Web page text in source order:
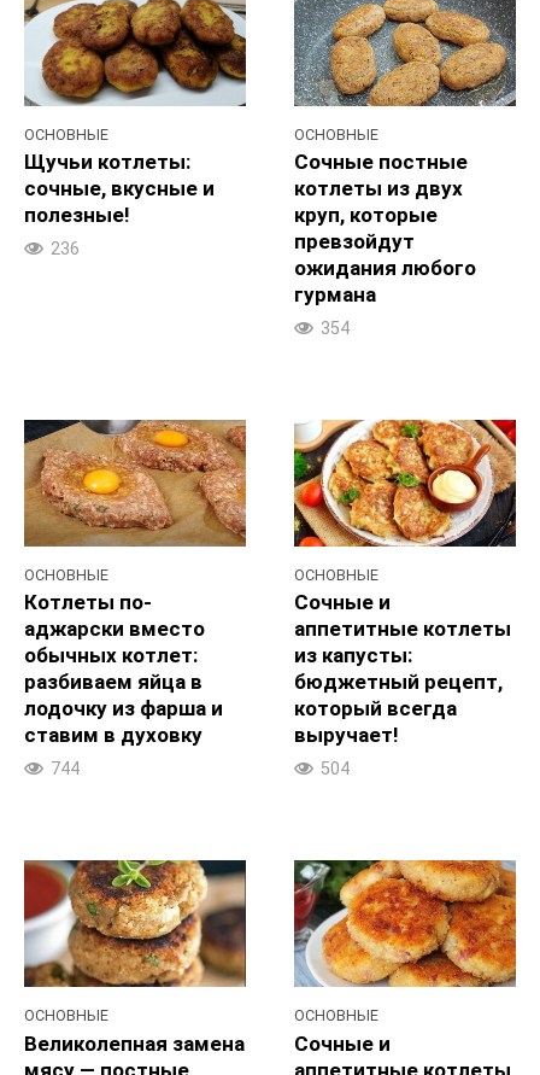
ОСНОВНЫЕ
Щучьи котлеты:
сочные, вкусные и
полезные!
236
ОСНОВНЫЕ
Сочные постные
котлеты из двух
круп, которые
превзойдут
ожидания любого
гурмана
354
ОСНОВНЫЕ
Котлеты по-
аджарски вместо
обычных котлет:
разбиваем яйца в
лодочку из фарша и
ставим в духовку
744
ОСНОВНЫЕ
Сочные и
аппетитные котлеты
из капусты:
бюджетный рецепт,
который всегда
выручает!
504
ОСНОВНЫЕ
Великолепная замена
мясу — постные
ОСНОВНЫЕ
Сочные и
аппетитные котлеты